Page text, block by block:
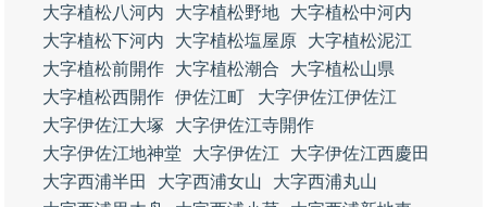
大字植松八河内
大字植松野地
大字植松中河内
大字植松下河内
大字植松塩屋原
大字植松泥江
大字植松前開作
大字植松潮合
大字植松山県
大字植松西開作 伊佐江町
大字伊佐江伊佐江
大字伊佐江大塚
大字伊佐江寺開作
大字伊佐江地神堂
大字伊佐江
大字伊佐江西慶田
大字西浦半田
大字西浦女山
大字西浦丸山